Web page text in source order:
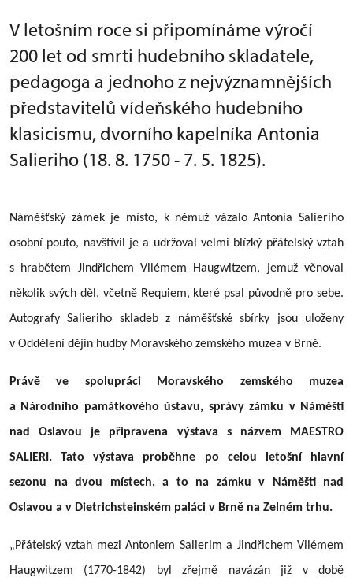
V letošním roce si připomínáme výročí
200 let od smrti hudebního skladatele,
pedagoga a jednoho z nejvýznamnějších
představitelů vídeňského hudebního
klasicismu, dvorního kapelníka Antonia
Salieriho (18. 8. 1750 - 7. 5. 1825).
Náměšťský zámek je místo, k němuž vázalo Antonia Salieriho
osobní pouto, navštívil je a udržoval velmi blízký přátelský vztah
s hrabětem Jindřichem Vilémem Haugwitzem, jemuž věnoval
několik svých děl, včetně Requiem, které psal původně pro sebe.
Autografy Salieriho skladeb z náměšťské sbírky jsou uloženy
v Oddělení dějin hudby Moravského zemského muzea v Brně.
Právě ve spolupráci Moravského zemského muzea
a Národního památkového ústavu, správy zámku v Náměšti
nad Oslavou je připravena výstava s názvem MAESTRO
SALIERI. Tato výstava proběhne po celou letošní hlavní
sezonu na dvou místech, a to na zámku v Náměšti nad
Oslavou a v Dietrichsteinském paláci v Brně na Zelném trhu.
„Přátelský vztah mezi Antoniem Salierim a Jindřichem Vilémem
Haugwitzem (1770-1842) byl zřejmě navázán již v době